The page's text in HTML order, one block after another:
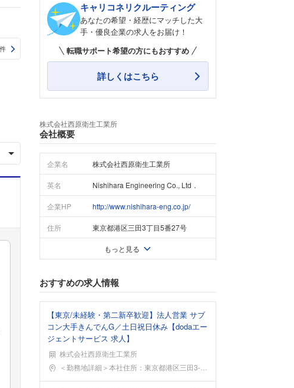
キャリコネリクルーティング
あなたの希望・経歴にマッチした大
手・優良企業の求人をお届け！
転職サポート希望の方にもおすすめ
詳しくはこちら
株式会社西原衛生工業所
会社概要
企業名 株式会社西原衛生工業所
英名 Nishihara Engineering Co., Ltd．
企業HP http://www.nishihara-eng.co.jp/
住所 東京都港区三田3丁目5番27号
もっと見る
おすすめの求人情報
【東京/未経験・第二新卒歓迎】法人営業 サブ
コン大手きんでんG／土日祝日休み【dodaエー
ジェントサービス 求人】
株式会社西原衛生工業所
勤務地＜勤務地詳細＞本社住所：東京都港区三田3-5-27